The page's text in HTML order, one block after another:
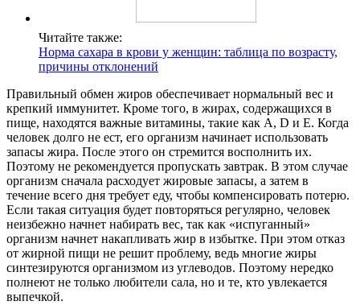
Читайте также:
Норма сахара в крови у женщин: таблица по возрасту,
причины отклонений
Правильный обмен жиров обеспечивает нормальный вес и
крепкий иммунитет. Кроме того, в жирах, содержащихся в
пище, находятся важные витамины, такие как А, D и Е. Когда
человек долго не ест, его организм начинает использовать
запасы жира. После этого он стремится восполнить их.
Поэтому не рекомендуется пропускать завтрак. В этом случае
организм сначала расходует жировые запасы, а затем в
течение всего дня требует еду, чтобы компенсировать потерю.
Если такая ситуация будет повторяться регулярно, человек
неизбежно начнет набирать вес, так как «испуганный»
организм начнет накапливать жир в избытке. При этом отказ
от жирной пищи не решит проблему, ведь многие жиры
синтезируются организмом из углеводов. Поэтому нередко
полнеют не только любители сала, но и те, кто увлекается
выпечкой.